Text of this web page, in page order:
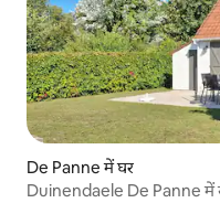
De Panne में घर
Duinendaele De Panne में